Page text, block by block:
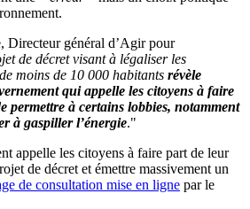
Directeur général d’Agir pour
de décret visant à légaliser les
moins de 10 000 habitants révèle
qui appelle les citoyens à faire
permettre à certains lobbies, notamment
à gaspiller l’énergie."
appelle les citoyens à faire part de leur
de décret et émettre massivement un
de consultation mise en ligne par le